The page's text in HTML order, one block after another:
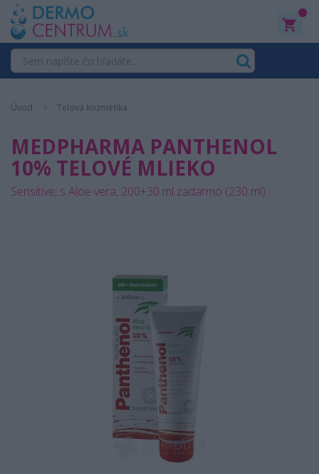
Úvod Telová kozmetika
MEDPHARMA PANTHENOL
10% TELOVÉ MLIEKO
Sensitive, s Aloe vera, 200+30 ml zadarmo (230 ml)